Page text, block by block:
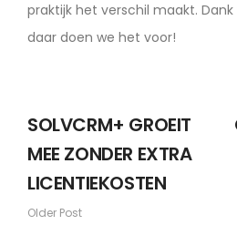
praktijk het verschil maakt.
daar doen we het voor!
SOLVCRM+ GROEIT
MEE ZONDER EXTRA
LICENTIEKOSTEN
Older Post